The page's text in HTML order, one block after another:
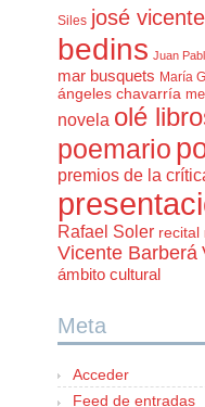
Siles josé
bedins Juan
mar busquets María
ángeles chavarría
novela olé
poemario
premios de la
Rafael Soler recital
Vicente Barberá
ámbito cultural
Meta
Acceder
Feed de entradas